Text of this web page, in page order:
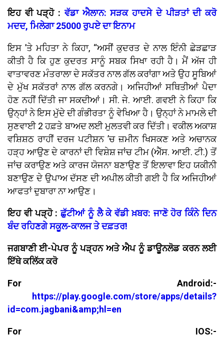
ਇਹ ਵੀ ਪੜ੍ਹੋ :ਵੱਡਾ ਐਲਾਨ: ਸੜਕ ਹਾਦਸੇ ਦੇ ਪੀੜਤਾਂ ਦੀ ਕਰੋ
ਮਦਦ, ਮਿਲੇਗਾ 25000 ਰੁਪਏ ਦਾ ਇਨਾਮ
ਇਸ ’ਤੇ ਮਹਿਤਾ ਨੇ ਕਿਹਾ, “ਅਸੀਂ ਕੁਦਰਤ ਦੇ ਨਾਲ ਇੰਨੀ ਛੇੜਛਾੜ
ਕੀਤੀ ਹੈ ਕਿ ਹੁਣ ਕੁਦਰਤ ਸਾਨੂੰ ਸਬਕ ਸਿਖਾ ਰਹੀ ਹੈ। ਮੈਂ ਅੱਜ ਹੀ
ਵਾਤਾਵਰਣ ਮੰਤਰਾਲਾ ਦੇ ਸਕੱਤਰ ਨਾਲ ਗੱਲ ਕਰਾਂਗਾ ਅਤੇ ਉਹ ਸੂਬਿਆਂ
ਦੇ ਮੁੱਖ ਸਕੱਤਰਾਂ ਨਾਲ ਗੱਲ ਕਰਨਗੇ। ਅਜਿਹੀਆਂ ਸਥਿਤੀਆਂ ਪੈਦਾ
ਹੋਣ ਨਹੀਂ ਦਿੱਤੀ ਜਾ ਸਕਦੀਆਂ। ਸੀ. ਜੇ. ਆਈ. ਗਵਈ ਨੇ ਕਿਹਾ ਕਿ
ਉਨ੍ਹਾਂ ਨੇ ਇਸ ਮੁੱਦੇ ਦੀ ਗੰਭੀਰਤਾ ਨੂੰ ਵੇਖਿਆ ਹੈ। ਉਨ੍ਹਾਂ ਨੇ ਮਾਮਲੇ ਦੀ
ਸੁਣਵਾਈ 2 ਹਫ਼ਤੇ ਬਾਅਦ ਲਈ ਮੁਲਤਵੀ ਕਰ ਦਿੱਤੀ। ਵਕੀਲ ਅਕਾਸ਼
ਵਸ਼ਿਸ਼ਠ ਰਾਹੀਂ ਦਰਜ ਪਟੀਸ਼ਨ ’ਚ ਜ਼ਮੀਨ ਖਿਸਕਣ ਅਤੇ ਅਚਾਨਕ
ਹੜ੍ਹ ਆਉਣ ਦੇ ਕਾਰਨਾਂ ਦੀ ਵਿਸ਼ੇਸ਼ ਜਾਂਚ ਟੀਮ (ਐੱਸ. ਆਈ. ਟੀ.) ਤੋਂ
ਜਾਂਚ ਕਰਾਉਣ ਅਤੇ ਕਾਰਜ ਯੋਜਨਾ ਬਣਾਉਣ ਤੋਂ ਇਲਾਵਾ ਇਹ ਯਕੀਨੀ
ਬਣਾਉਣ ਦੇ ਉਪਾਅ ਦੱਸਣ ਦੀ ਅਪੀਲ ਕੀਤੀ ਗਈ ਹੈ ਕਿ ਅਜਿਹੀਆਂ
ਆਫਤਾਂ ਦੁਬਾਰਾ ਨਾ ਆਉਣ।
ਇਹ ਵੀ ਪੜ੍ਹੋ :ਛੁੱਟੀਆਂ ਨੂੰ ਲੈ ਕੇ ਵੱਡੀ ਖ਼ਬਰ: ਜਾਣੋ ਹੋਰ ਕਿੰਨੇ ਦਿਨ
ਬੰਦ ਰਹਿਣਗੇ ਸਕੂਲ-ਕਾਲਜ ਤੇ ਦਫ਼ਤਰ!
ਜਗਬਾਣੀ ਈ-ਪੇਪਰ ਨੂੰ ਪੜ੍ਹਨ ਅਤੇ ਐਪ ਨੂੰ ਡਾਊਨਲੋਡ ਕਰਨ ਲਈ
ਇੱਥੇ ਕਲਿੱਕ ਕਰੋ
For Android:-
https://play.google.com/store/apps/details?
id=com.jagbani&amp;hl=en
For IOS:-